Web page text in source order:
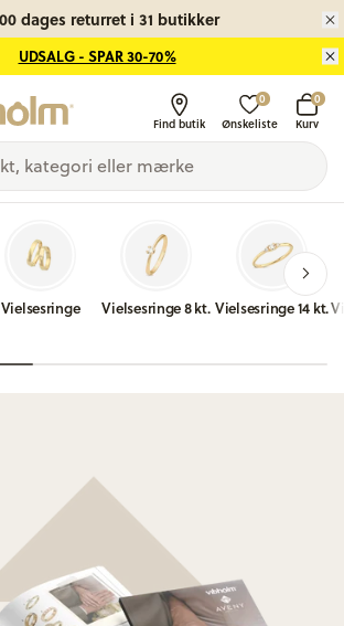
✓ Gratis gavepose
UDSALG - SPAR 30-70%
Find butik Ønskeliste
0
0
Kurv
Vielsesringe Vielsesringe 8 kt. Vielsesringe 14 kt.